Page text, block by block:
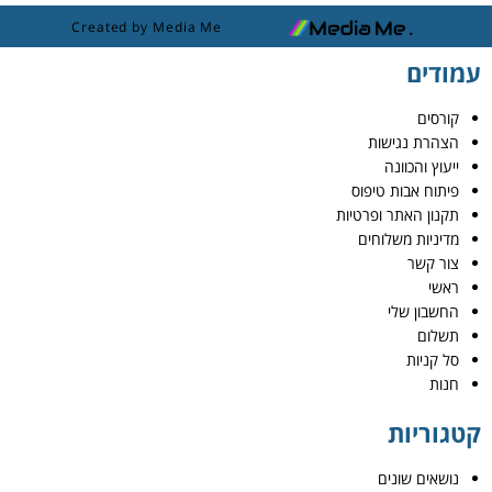
Created by Media Me
עמודים
קורסים
הצהרת נגישות
ייעוץ והכוונה
פיתוח אבות טיפוס
תקנון האתר ופרטיות
מדיניות משלוחים
צור קשר
ראשי
החשבון שלי
תשלום
סל קניות
חנות
קטגוריות
נושאים שונים